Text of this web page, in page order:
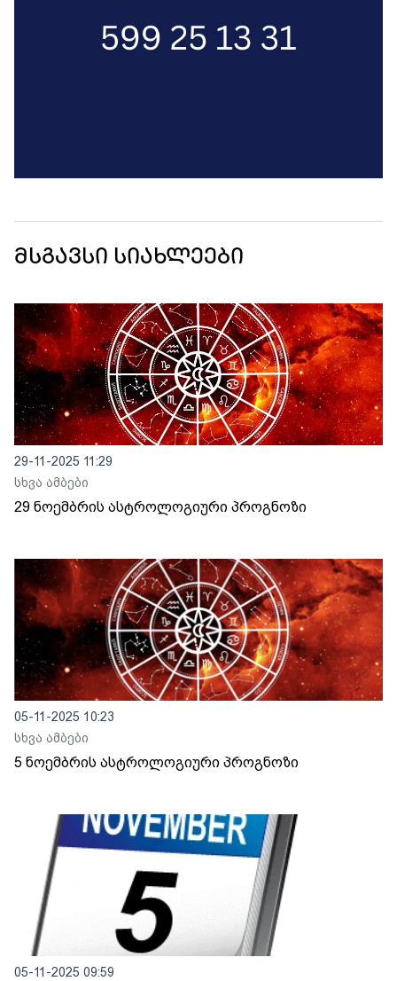
მსგავსი სიახლეები
29-11-2025 11:29
სხვა ამბები
29 ნოემბრის ასტროლოგიური პროგნოზი
05-11-2025 10:23
სხვა ამბები
5 ნოემბრის ასტროლოგიური პროგნოზი
05-11-2025 09:59